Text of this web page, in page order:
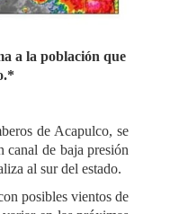
a la población que
de Acapulco, se
canal de baja presión
al sur del estado.
posibles vientos de